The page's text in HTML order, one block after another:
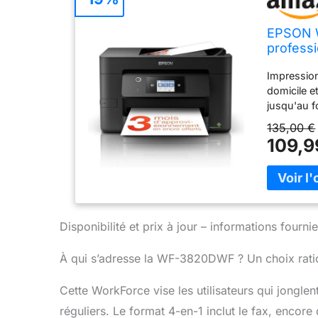
domicile
jusqu'au
21 ppm
intuitive
tricolores.
pages, un
solutions
travail
WF-
recto-
135,00 €
Disponibilité et prix à jour – informations
À qui s’adresse la WF-3820DWF ? Un choix
Cette WorkForce vise les utilisateurs qui
réguliers. Le format 4-en-1 inclut le fax, encore